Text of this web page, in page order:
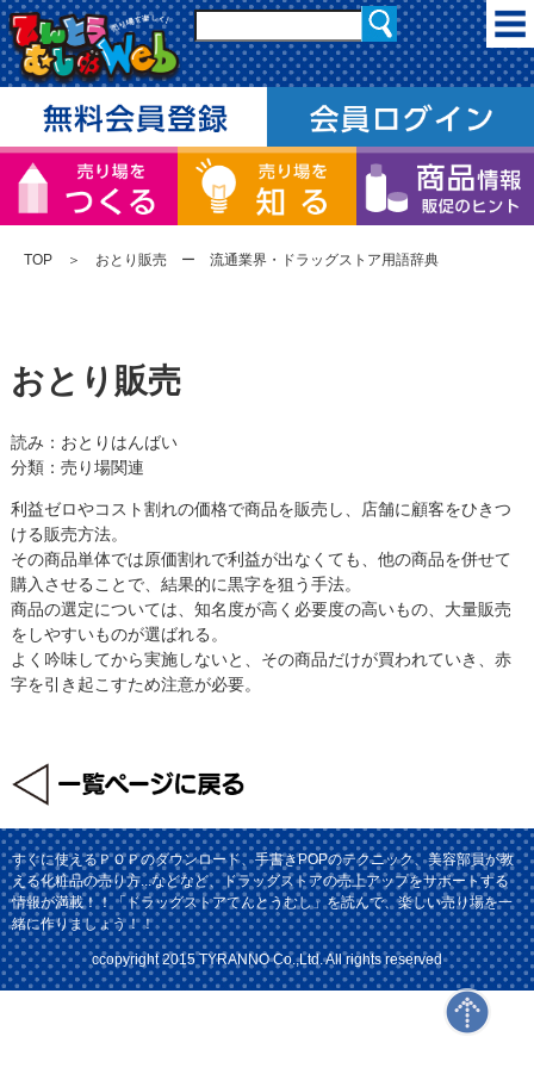
TOP ＞ おとり販売 ー 流通業界・ドラッグストア用語辞典
おとり販売
読み：おとりはんばい
分類：売り場関連
利益ゼロやコスト割れの価格で商品を販売し、店舗に顧客をひきつ
ける販売方法。
その商品単体では原価割れで利益が出なくても、他の商品を併せて
購入させることで、結果的に黒字を狙う手法。
商品の選定については、知名度が高く必要度の高いもの、大量販売
をしやすいものが選ばれる。
よく吟味してから実施しないと、その商品だけが買われていき、赤
字を引き起こすため注意が必要。
すぐに使えるＰＯＰのダウンロード、手書きPOPのテクニック、美容部員が教
える化粧品の売り方...などなど、ドラッグストアの売上アップをサポートする
情報が満載！！「ドラッグストアてんとうむし」を読んで、楽しい売り場を一
緒に作りましょう！！
ccopyright 2015 TYRANNO Co.,Ltd. All rights reserved